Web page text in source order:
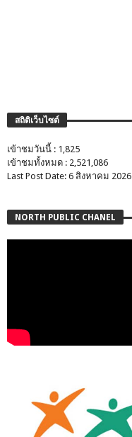
สถิติเว็บไซต์
เข้าชมวันนี้ : 1,825
เข้าชมทั้งหมด : 2,521,086
Last Post Date: 6 สิงหาคม 2026
NORTH PUBLIC CHANEL